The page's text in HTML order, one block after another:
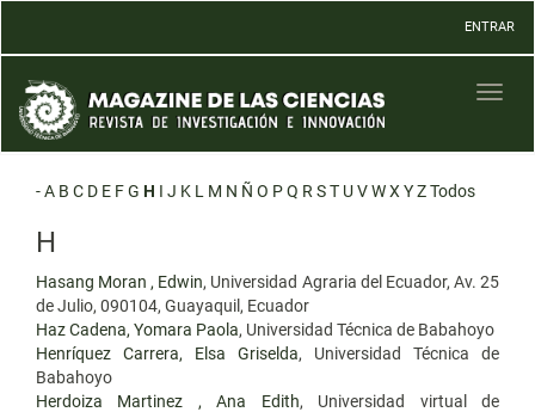
Contenido
principal
Barra
lateral
ENTRAR
-A B C D E FG H I J K L M N Ñ O PQ R ST UVWX YZTodos
H
Hasang Moran , Edwin, Universidad Agraria del Ecuador, Av. 25
de Julio, 090104, Guayaquil, Ecuador
Haz Cadena, Yomara Paola, Universidad Técnica de Babahoyo
Henríquez Carrera, Elsa Griselda, Universidad Técnica de
Babahoyo
Herdoiza Martinez , Ana Edith, Universidad virtual de